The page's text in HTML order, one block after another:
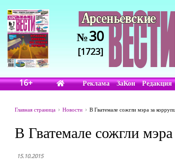
№30
[1723]
16+ Реклама ЗаКон Редакция
Главная страница Новости В Гватемале сожгли мэра за
В Гватемале сожгли
15.10.2015